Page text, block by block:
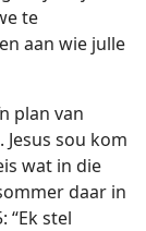
te
aan wie julle
plan van
sou kom
wat in die
daar in
“Ek stel